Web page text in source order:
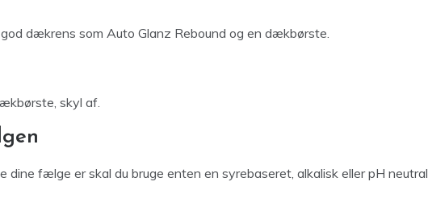
dækrens som Auto Glanz Rebound og en dækbørste.
skyl af.
fælge er skal du bruge enten en syrebaseret, alkalisk eller pH neutral